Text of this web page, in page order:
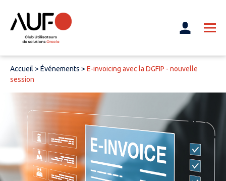
Accueil > Événements > E-invoicing avec la DGFIP - nouvelle
session